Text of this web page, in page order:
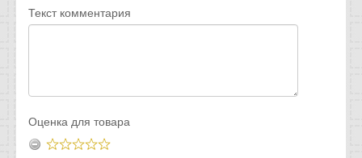
Текст комментария
Оценка для товара